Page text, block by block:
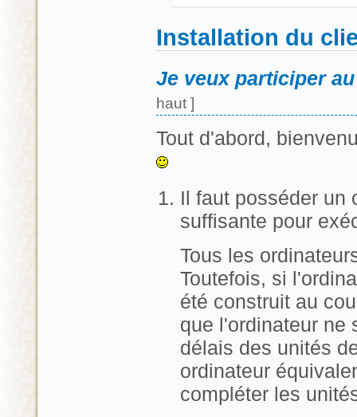
Installation du
Je veux participer
haut ]
Tout d'abord,
Il faut posséder un
suffisante pour
Tous les
Toutefois, si
été construit au
que l'ordinateur ne
délais des unités
ordinateur
compléter les